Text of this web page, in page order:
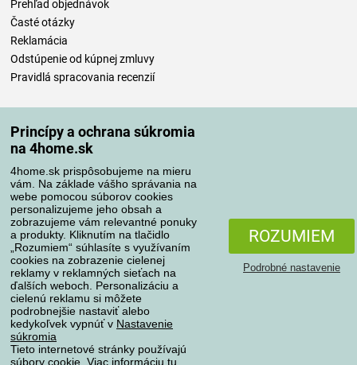
Princípy a ochrana súkromia
na 4home.sk
4home.sk prispôsobujeme na mieru
vám. Na základe vášho správania na
webe pomocou súborov cookies
personalizujeme jeho obsah a
zobrazujeme vám relevantné ponuky
a produkty. Kliknutím na tlačidlo
„Rozumiem“ súhlasíte s využívaním
cookies na zobrazenie cielenej
reklamy v reklamných sieťach na
ďalších weboch. Personalizáciu a
cielenú reklamu si môžete
podrobnejšie nastaviť alebo
kedykoľvek vypnúť v Nastavenie
súkromia
Tieto internetové stránky používajú
súbory cookie. Viac informáciu tu
ROZUMIEM
Podrobné nastavenie
Prehľad objednávok
Časté otázky
Reklamácia
Odstúpenie od kúpnej zmluvy
Pravidlá spracovania recenzií
Spôsoby platby
Spoľahlivý obchod